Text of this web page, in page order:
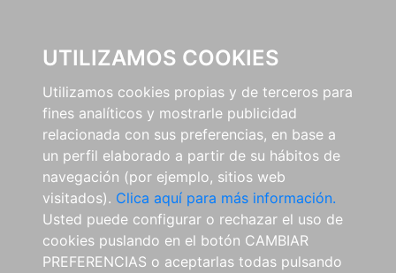
UTILIZAMOS COOKIES
Utilizamos cookies propias y de terceros para
fines analíticos y mostrarle publicidad
relacionada con sus preferencias, en base a
un perfil elaborado a partir de su hábitos de
navegación (por ejemplo, sitios web
visitados). Clica aquí para más información.
Usted puede configurar o rechazar el uso de
cookies puslando en el botón CAMBIAR
PREFERENCIAS o aceptarlas todas pulsando